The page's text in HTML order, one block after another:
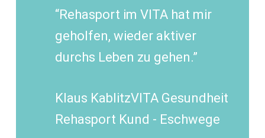
“Rehasport im VITA hat mir
geholfen, wieder aktiver
durchs Leben zu gehen.”
Klaus KablitzVITA Gesundheit
Rehasport Kund - Eschwege